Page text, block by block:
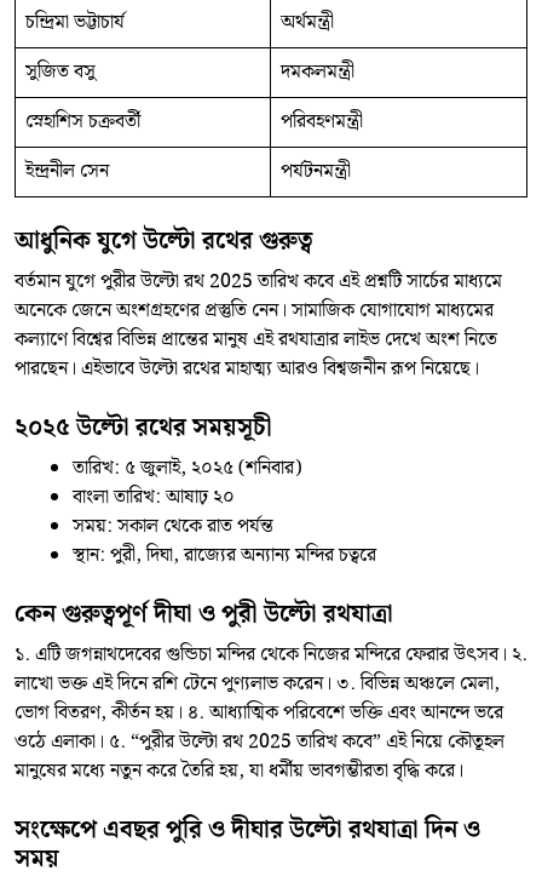
চন্দ্রিমা ভট্টাচার্য
অর্থমন্ত্রী
সুজিত বসু
দমকলমন্ত্রী
স্নেহাশিস চক্রবর্তী
পরিবহণমন্ত্রী
ইন্দ্রনীল সেন
পর্যটনমন্ত্রী
আধুনিক যুগে উল্টো রথের গুরুত্ব
বর্তমান যুগে পুরীর উল্টো রথ 2025 তারিখ কবে এই প্রশ্নটি সার্চের মাধ্যমে
অনেকে জেনে অংশগ্রহণের প্রস্তুতি নেন। সামাজিক যোগাযোগ মাধ্যমের
কল্যাণে বিশ্বের বিভিন্ন প্রান্তের মানুষ এই রথযাত্রার লাইভ দেখে অংশ নিতে
পারছেন। এইভাবে উল্টো রথের মাহাত্ম্য আরও বিশ্বজনীন রূপ নিয়েছে।
২০২৫ উল্টো রথের সময়সূচী
তারিখ: ৫ জুলাই, ২০২৫ (শনিবার)
বাংলা তারিখ: আষাঢ় ২০
সময়: সকাল থেকে রাত পর্যন্ত
স্থান: পুরী, দিঘা, রাজ্যের অন্যান্য মন্দির চত্বরে
কেন গুরুত্বপূর্ণ দীঘা ও পুরী উল্টো রথযাত্রা
১. এটি জগন্নাথদেবের গুন্ডিচা মন্দির থেকে নিজের মন্দিরে ফেরার উৎসব। ২.
লাখো ভক্ত এই দিনে রশি টেনে পুণ্যলাভ করেন। ৩. বিভিন্ন অঞ্চলে মেলা,
ভোগ বিতরণ, কীর্তন হয়। ৪. আধ্যাত্মিক পরিবেশে ভক্তি এবং আনন্দে ভরে
ওঠে এলাকা। ৫. “পুরীর উল্টো রথ 2025 তারিখ কবে” এই নিয়ে কৌতূহল
মানুষের মধ্যে নতুন করে তৈরি হয়, যা ধর্মীয় ভাবগম্ভীরতা বৃদ্ধি করে।
সংক্ষেপে এবছর পুরি ও দীঘার উল্টো রথযাত্রা দিন ও
সময়